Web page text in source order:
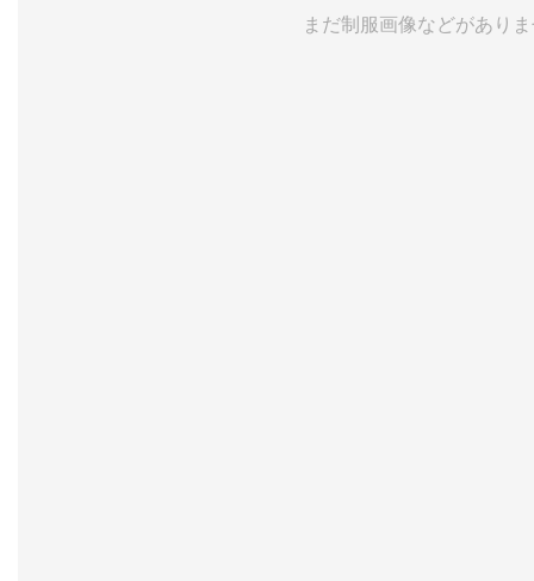
まだ制服画像などがあり